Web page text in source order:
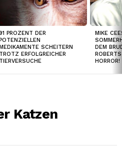
PROZENT DER
SCHEITERN
TROTZ ERFOLGREICHER
TIERVERSUCHE
MIKE
DEM
HORROR!
Katzen